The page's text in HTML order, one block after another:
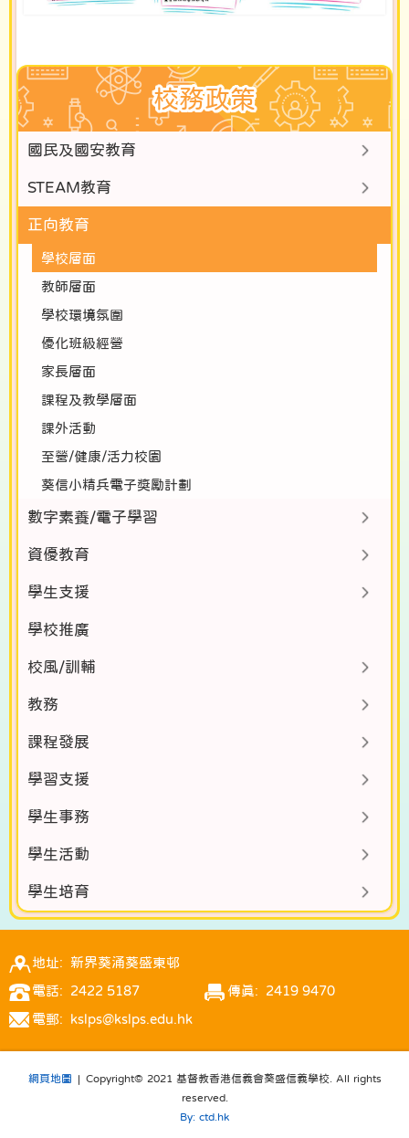
校務政策
國民及國安教育
STEAM教育
正向教育
學校層面
教師層面
學校環境氛圍
優化班級經營
家長層面
課程及教學層面
課外活動
至營/健康/活力校園
葵信小精兵電子獎勵計劃
數字素養/電子學習
資優教育
學生支援
學校推廣
校風/訓輔
教務
課程發展
學習支援
學生事務
學生活動
學生培育
地址: 新界葵涌葵盛東邨
電話: 2422 5187 傳真: 2419 9470
電郵: kslps@kslps.edu.hk
網頁地圖 | Copyright© 2021 基督教香港信義會葵盛信義學校. All rights
reserved.
By: ctd.hk